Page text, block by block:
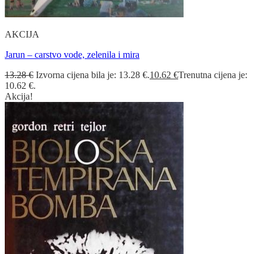
AKCIJA
Jarun – carstvo vode, zelenila i mira
13.28€ Izvorna cijena bila je: 13.28 €.10.62 €Trenutna cijena je:
10.62 €.
Akcija!